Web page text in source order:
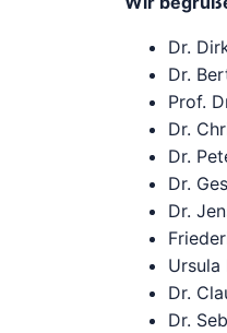
Dr.
Dr.
Prof.
Dr.
Dr.
Dr.
Dr.
Ursula
Dr.
Dr.